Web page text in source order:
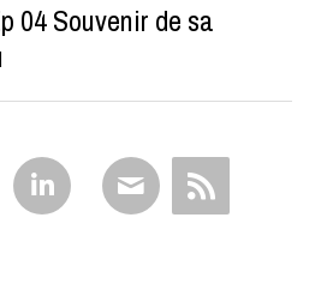
04 Souvenir de sa